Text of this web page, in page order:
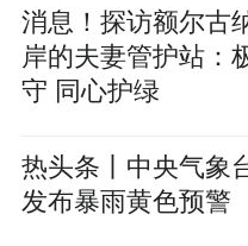
消息！探访额尔古
岸的夫妻管护站：
守 同心护绿
热头条丨中央气象
发布暴雨黄色预警